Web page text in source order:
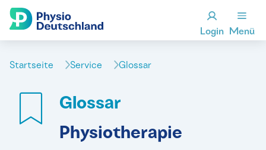
Login Menü
Startseite Service Glossar
Glossar
Physiotherapie